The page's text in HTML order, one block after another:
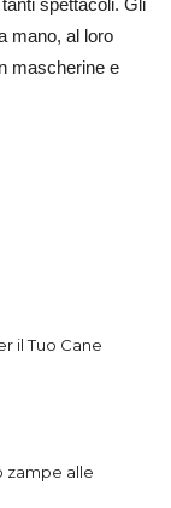
spettacoli. Gli
mano, al loro
mascherine e
il Tuo Cane
zampe alle